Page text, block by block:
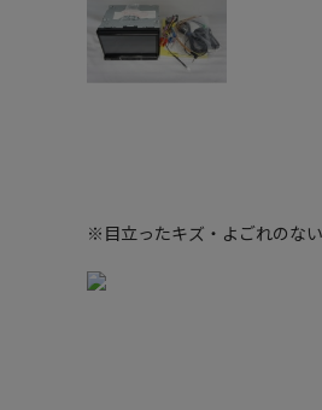
※目立ったキズ・よごれのな